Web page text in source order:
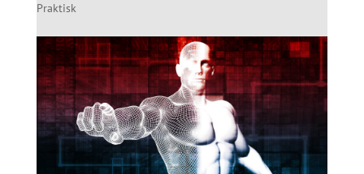
Praktisk